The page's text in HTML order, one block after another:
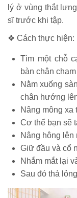
lý ở vùng thắt
sĩ trước khi tập.
❖ Cách thực hiện:
Tìm một chỗ
bàn chân
Nằm xuống
chân hướng
Nâng mông xa
Cơ thể bạn sẽ
Nâng hông lên
Giữ đầu và cổ
Nhắm mắt lại
Sau đó thả